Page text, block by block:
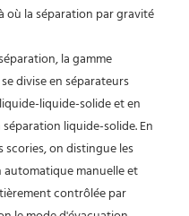
où la séparation par gravité
divise en séparateurs
liquide-solide et en
liquide-solide. En
on distingue les
manuelle et
contrôlée par